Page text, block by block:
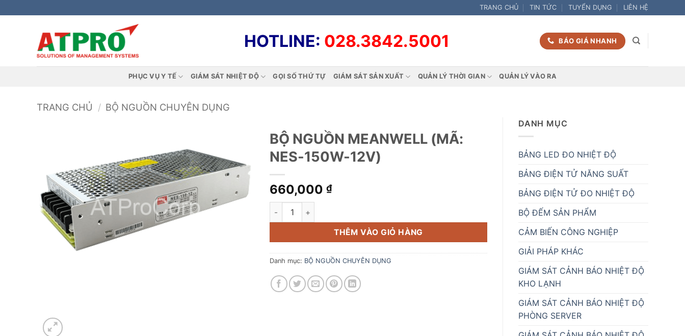
qua
TRANG CHỦ TIN TỨC TUYỂN DỤNG LIÊN HỆ
HOTLINE: 028.3842.5001 BÁO GIÁ NHANH
PHỤC VỤ Y TẾ GIÁM SÁT NHIỆT ĐỘ GỌI SỐ THỨ TỰ GIÁM SÁT SẢN XUẤT QUẢN LÝ THỜI GIAN QUẢN LÝ VÀO RA
TRANG CHỦ / BỘ NGUỒN CHUYÊN DỤNG
DANH MỤC
BẢNG LED ĐO NHIỆT ĐỘ
BẢNG ĐIỆN TỬ NĂNG SUẤT
BẢNG ĐIỆN TỬ ĐO NHIỆT ĐỘ
BỘ ĐẾM SẢN PHẨM
CẢM BIẾN CÔNG NGHIỆP
GIẢI PHÁP KHÁC
GIÁM SÁT CẢNH BÁO NHIỆT ĐỘ
KHO LẠNH
GIÁM SÁT CẢNH BÁO NHIỆT ĐỘ
PHÒNG SERVER
BỘ NGUỒN MEANWELL (MÃ:
NES-150W-12V)
660,000 ₫
BỘ NGUỒN MEANWELL (MÃ: NES-150W-12V) số lượng
THÊM VÀO GIỎ HÀNG
Danh mục: BỘ NGUỒN CHUYÊN DỤNG